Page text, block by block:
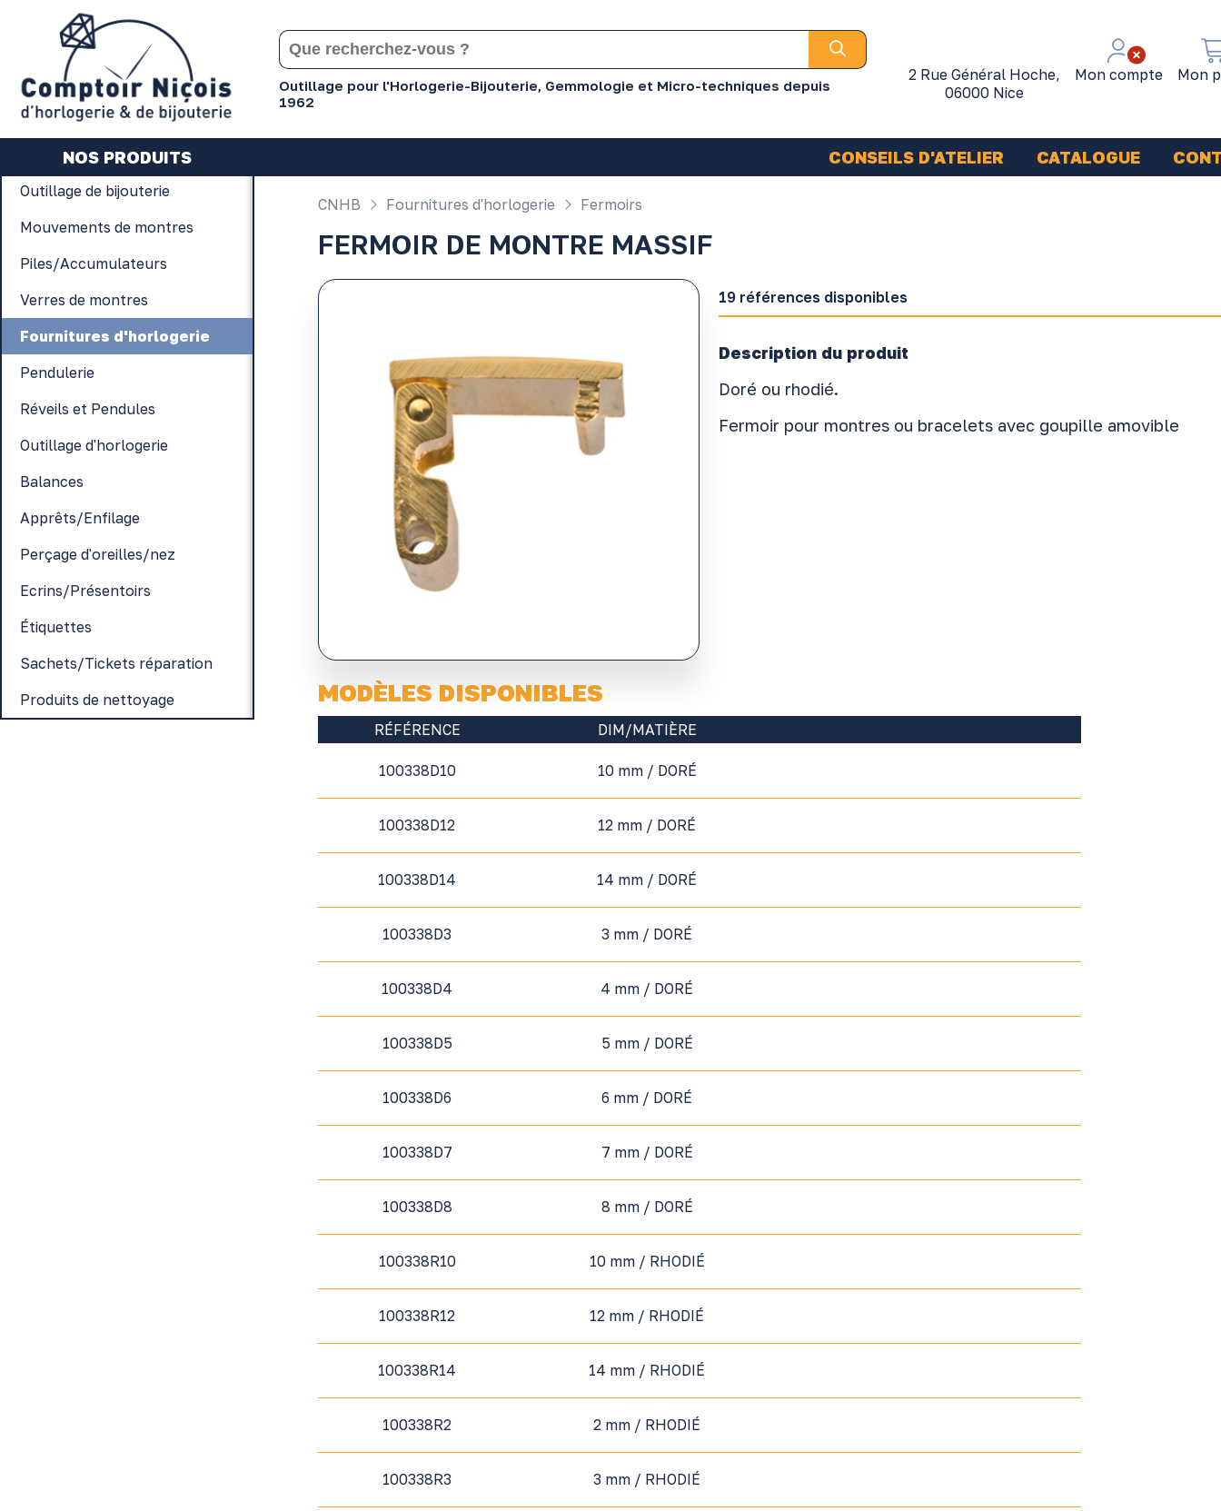
Outillage pour l'Horlogerie-Bijouterie, Gemmologie et Micro-techniques depuis
1962
2 Rue Général Hoche,
06000 Nice
Mon compte Mon
NOS PRODUITS CONSEILS D'ATELIER CATALOGUE
Outillage de bijouterie
Mouvements de montres
Piles/Accumulateurs
Verres de montres
Fournitures d'horlogerie
Pendulerie
Réveils et Pendules
Outillage d'horlogerie
Balances
Apprêts/Enfilage
Perçage d'oreilles/nez
Ecrins/Présentoirs
Étiquettes
Sachets/Tickets réparation
Produits de nettoyage
CNHB Fournitures d'horlogerie Fermoirs
FERMOIR DE MONTRE MASSIF
19 références disponibles
Description du produit
Doré ou rhodié.
Fermoir pour montres ou bracelets avec goupille amovible
MODÈLES DISPONIBLES
RÉFÉRENCE DIM/MATIÈRE
100338D10 10 mm / DORÉ
100338D12 12 mm / DORÉ
100338D14 14 mm / DORÉ
100338D3 3 mm / DORÉ
100338D4 4 mm / DORÉ
100338D5 5 mm / DORÉ
100338D6 6 mm / DORÉ
100338D7 7 mm / DORÉ
100338D8 8 mm / DORÉ
100338R10 10 mm / RHODIÉ
100338R12 12 mm / RHODIÉ
100338R14 14 mm / RHODIÉ
100338R2 2 mm / RHODIÉ
100338R3 3 mm / RHODIÉ
Gérer les préférences en matière de cookies